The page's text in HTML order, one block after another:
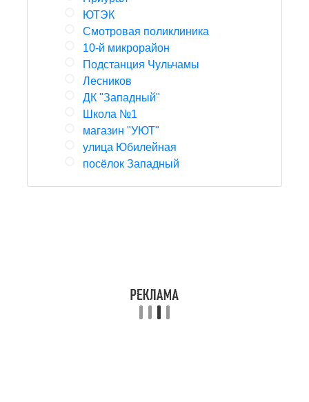
ЮТЭК
Смотровая поликлиника
10-й микрорайон
Подстанция Чульчамы
Лесников
ДК "Западный"
Школа №1
магазин "УЮТ"
улица Юбилейная
посёлок Западный